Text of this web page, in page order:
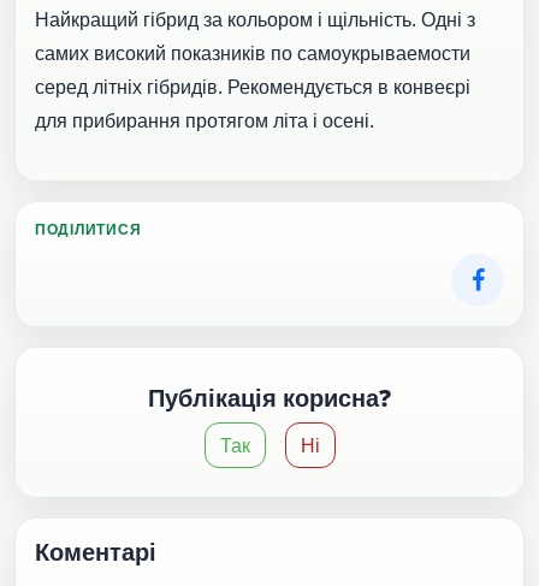
Найкращий гібрид за кольором і щільність. Одні з
самих високий показників по самоукрываемости
серед літніх гібридів. Рекомендується в конвеєрі
для прибирання протягом літа і осені.
ПОДІЛИТИСЯ
Публікація корисна?
Так Ні
Коментарі